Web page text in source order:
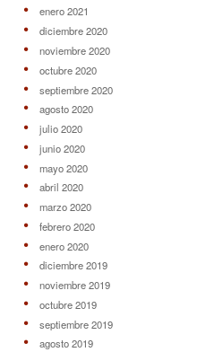
enero 2021
diciembre 2020
noviembre 2020
octubre 2020
septiembre 2020
agosto 2020
julio 2020
junio 2020
mayo 2020
abril 2020
marzo 2020
febrero 2020
enero 2020
diciembre 2019
noviembre 2019
octubre 2019
septiembre 2019
agosto 2019